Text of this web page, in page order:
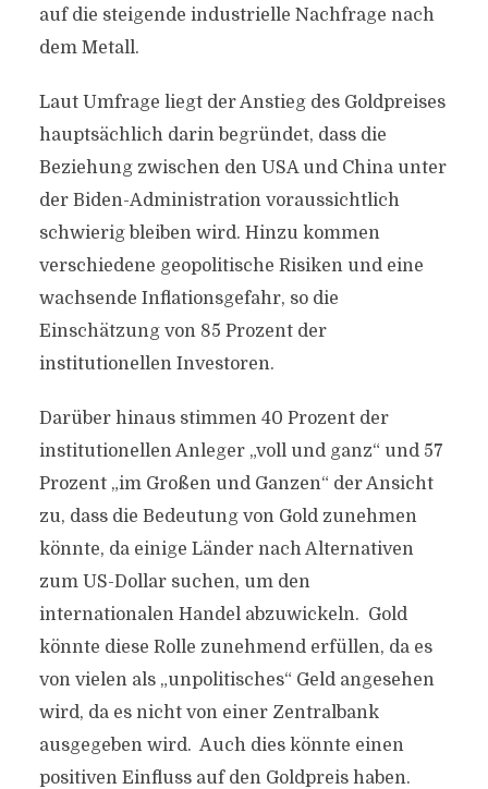
auf die steigende industrielle Nachfrage nach
dem Metall.
Laut Umfrage liegt der Anstieg des Goldpreises
hauptsächlich darin begründet, dass die
Beziehung zwischen den USA und China unter
der Biden-Administration voraussichtlich
schwierig bleiben wird. Hinzu kommen
verschiedene geopolitische Risiken und eine
wachsende Inflationsgefahr, so die
Einschätzung von 85 Prozent der
institutionellen Investoren.
Darüber hinaus stimmen 40 Prozent der
institutionellen Anleger „voll und ganz“ und 57
Prozent „im Großen und Ganzen“ der Ansicht
zu, dass die Bedeutung von Gold zunehmen
könnte, da einige Länder nach Alternativen
zum US-Dollar suchen, um den
internationalen Handel abzuwickeln. Gold
könnte diese Rolle zunehmend erfüllen, da es
von vielen als „unpolitisches“ Geld angesehen
wird, da es nicht von einer Zentralbank
ausgegeben wird. Auch dies könnte einen
positiven Einfluss auf den Goldpreis haben.